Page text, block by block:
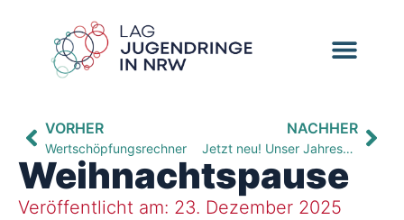
VORHER
Wertschöpfungsrechner
NACHHER
Jetzt neu! Unser Jahresprogramm 2026
Weihnachtspause
Veröffentlicht am: 23. Dezember 2025